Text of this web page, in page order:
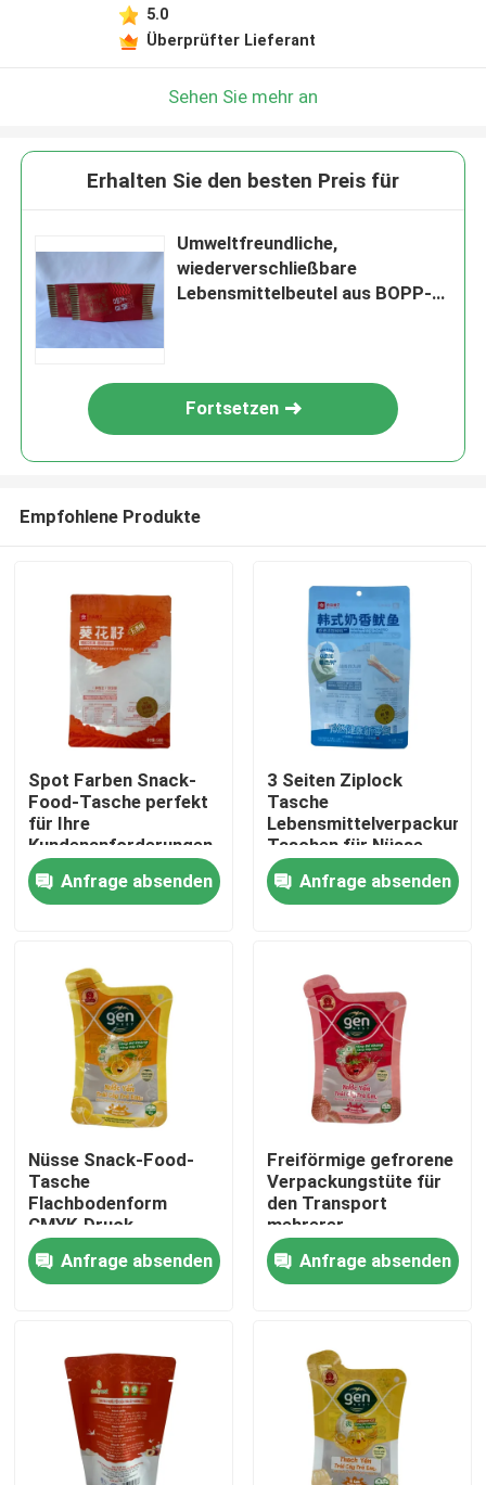
Haus
Über uns
Fabrik-Ausflug
Qualitätskontrolle
Treten Sie mit uns in Verbindung
Nachrichten
Verpacken- der Lebensmittelbeutel
Ausgussverpackungsbeutel
5.0
Überprüfter Lieferant
Sehen Sie mehr an
Erhalten Sie den besten Preis für
Umweltfreundliche,
wiederverschließbare
Lebensmittelbeutel aus BOPP-
Fortsetzen
Empfohlene Produkte
Spot Farben Snack-
Food-Tasche perfekt
für Ihre
Kundenanforderungen
Anfrage absenden
3 Seiten Ziplock
Tasche
Lebensmittelverpackung
Taschen für Nüsse
und
kundenspezifische
Sterilisation in der
Anfrage absenden
Nüsse Snack-Food-
Tasche
Flachbodenform
CMYK-Druck
Anfrage absenden
Freiförmige gefrorene
Verpackungstüte für
den Transport
mehrerer
Anwendungen
Anfrage absenden